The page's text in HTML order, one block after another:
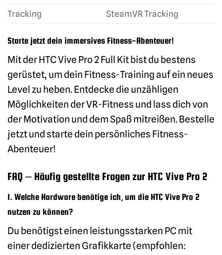
Tracking
SteamVR Tracking
Starte jetzt dein immersives Fitness-Abenteuer!
Mit der HTC Vive Pro 2 Full Kit bist du bestens
gerüstet, um dein Fitness-Training auf ein neues
Level zu heben. Entdecke die unzähligen
Möglichkeiten der VR-Fitness und lass dich von
der Motivation und dem Spaß mitreißen. Bestelle
jetzt und starte dein persönliches Fitness-
Abenteuer!
FAQ – Häufig gestellte Fragen zur HTC Vive Pro 2
1. Welche Hardware benötige ich, um die HTC Vive Pro 2
nutzen zu können?
Du benötigst einen leistungsstarken PC mit
einer dedizierten Grafikkarte (empfohlen: